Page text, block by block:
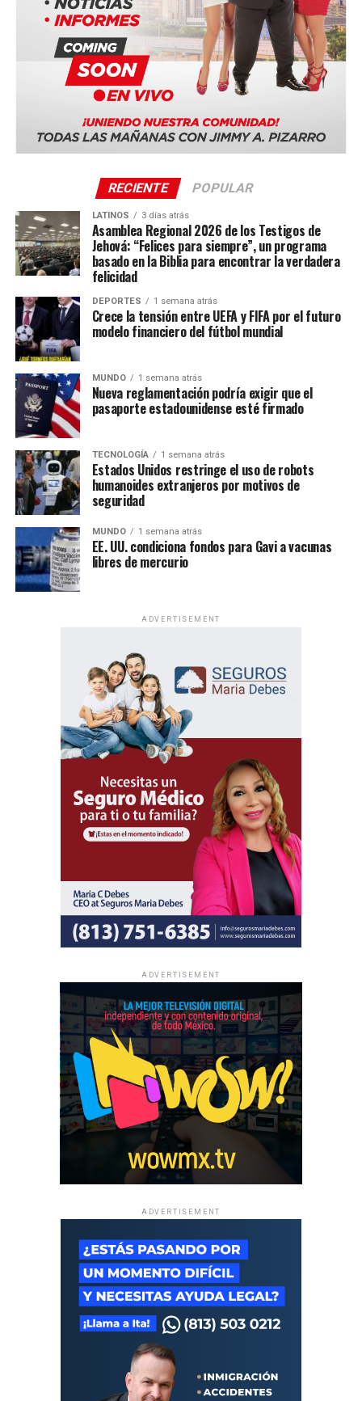
informar a la comunidad latina acerca de los acontecimientos
que suceden a nivel local e internacional.
#Innovación #AirInvictus #Europa #EnfoqueNow
RECIENTE POPULAR
LATINOS 3 días atrás
Asamblea Regional 2026 de los Testigos de
Jehová: “Felices para siempre”, un programa
basado en la Biblia para encontrar la verdadera
felicidad
DEPORTES 1 semana atrás
Crece la tensión entre UEFA y FIFA por el futuro
modelo financiero del fútbol mundial
MUNDO 1 semana atrás
Nueva reglamentación podría exigir que el
pasaporte estadounidense esté firmado
TECNOLOGÍA 1 semana atrás
Estados Unidos restringe el uso de robots
humanoides extranjeros por motivos de
seguridad
MUNDO 1 semana atrás
EE. UU. condiciona fondos para Gavi a vacunas
libres de mercurio
ADVERTISEMENT
ADVERTISEMENT
ADVERTISEMENT